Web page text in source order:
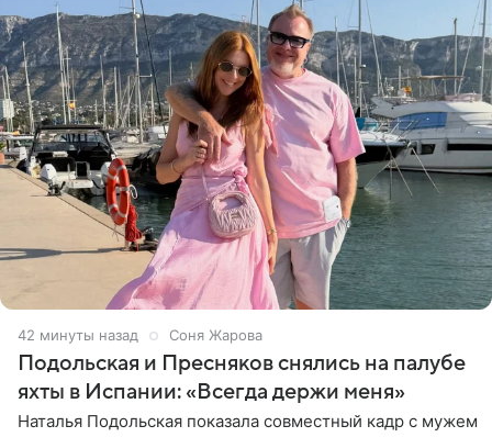
42 минуты назад Соня Жарова
Подольская и Пресняков снялись на палубе
яхты в Испании: «Всегда держи меня»
Наталья Подольская показала совместный кадр с мужем